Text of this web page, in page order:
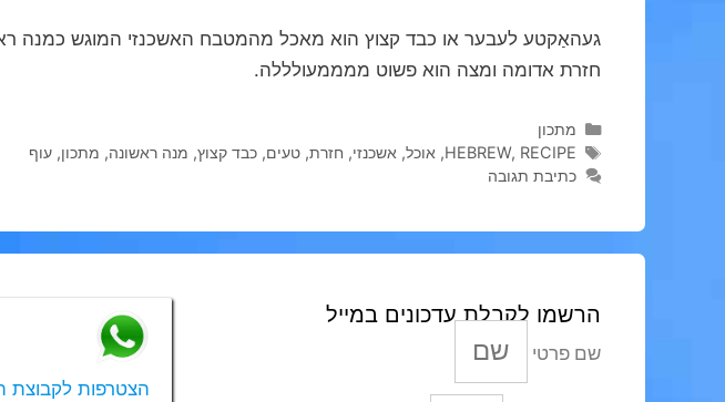
געהאַקטע לעבער או כבד קצוץ הוא מאכל מהמטבח האשכנזי המוגש כמנה
חזרת אדומה ומצה הוא פשוט ממממעולללה.
קטגוריות
מתכון
תגיות
HEBREW, RECIPE
, אוכל, אשכנזי, חזרת, טעים, כבד קצוץ, מנה ראשונה, מתכון, עוף
כתיבת תגובה
הרשמו לקבלת עדכונים במייל
שם פרטי
הצטרפות לקבוצת